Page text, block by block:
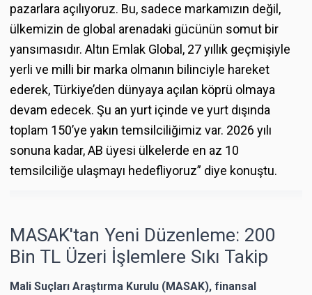
pazarlara açılıyoruz. Bu, sadece markamızın değil,
ülkemizin de global arenadaki gücünün somut bir
yansımasıdır. Altın Emlak Global, 27 yıllık geçmişiyle
yerli ve milli bir marka olmanın bilinciyle hareket
ederek, Türkiye’den dünyaya açılan köprü olmaya
devam edecek. Şu an yurt içinde ve yurt dışında
toplam 150’ye yakın temsilciliğimiz var. 2026 yılı
sonuna kadar, AB üyesi ülkelerde en az 10
temsilciliğe ulaşmayı hedefliyoruz” diye konuştu.
MASAK'tan Yeni Düzenleme: 200
Bin TL Üzeri İşlemlere Sıkı Takip
Mali Suçları Araştırma Kurulu (MASAK), finansal